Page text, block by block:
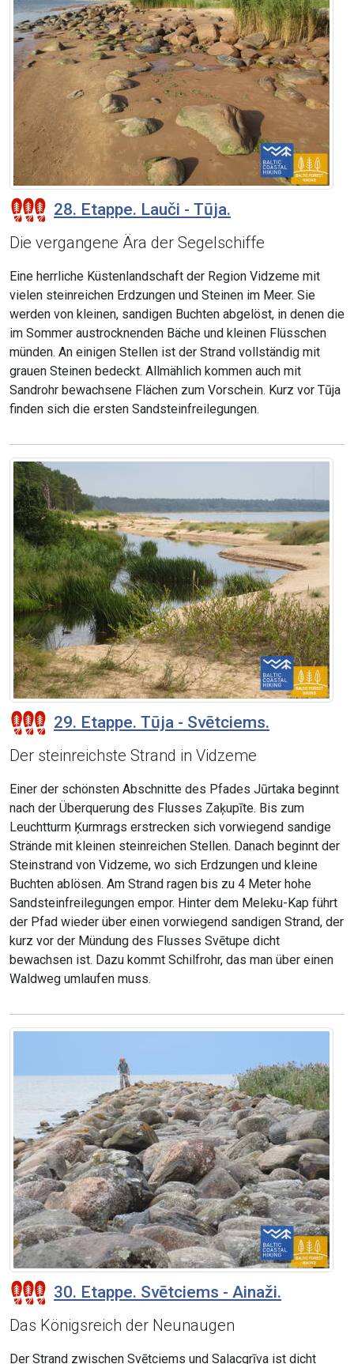
28. Etappe. Lauči - Tūja.
Die vergangene Ära der Segelschiffe
Eine herrliche Küstenlandschaft der Region Vidzeme mit
vielen steinreichen Erdzungen und Steinen im Meer. Sie
werden von kleinen, sandigen Buchten abgelöst, in denen die
im Sommer austrocknenden Bäche und kleinen Flüsschen
münden. An einigen Stellen ist der Strand vollständig mit
grauen Steinen bedeckt. Allmählich kommen auch mit
Sandrohr bewachsene Flächen zum Vorschein. Kurz vor Tūja
finden sich die ersten Sandsteinfreilegungen.
29. Etappe. Tūja - Svētciems.
Der steinreichste Strand in Vidzeme
Einer der schönsten Abschnitte des Pfades Jūrtaka beginnt
nach der Überquerung des Flusses Zaķupīte. Bis zum
Leuchtturm Ķurmrags erstrecken sich vorwiegend sandige
Strände mit kleinen steinreichen Stellen. Danach beginnt der
Steinstrand von Vidzeme, wo sich Erdzungen und kleine
Buchten ablösen. Am Strand ragen bis zu 4 Meter hohe
Sandsteinfreilegungen empor. Hinter dem Meleku-Kap führt
der Pfad wieder über einen vorwiegend sandigen Strand, der
kurz vor der Mündung des Flusses Svētupe dicht
bewachsen ist. Dazu kommt Schilfrohr, das man über einen
Waldweg umlaufen muss.
30. Etappe. Svētciems - Ainaži.
Das Königsreich der Neunaugen
Der Strand zwischen Svētciems und Salacgrīva ist dicht